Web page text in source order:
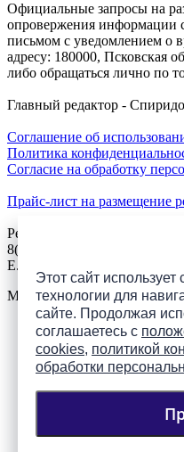
Этот сайт использует
технологии для
сайте. Продолжая
соглашаетесь с
cookies, политикой
обработки
Официальные запросы на
опровержения информации
письмом с уведомлением о
адресу: 180000, Псковская
либо обращаться лично по
Главный редактор -
Соглашение об
Политика
Согласие на обработку
Прайс-лист на размещение
Реклама на сайте
8(921)508-52-62, телефон
E.Sezeikina@mhpsk.ru
Меню
Слушать радио «7
Подпишись на
ПАИ в соцсетях!